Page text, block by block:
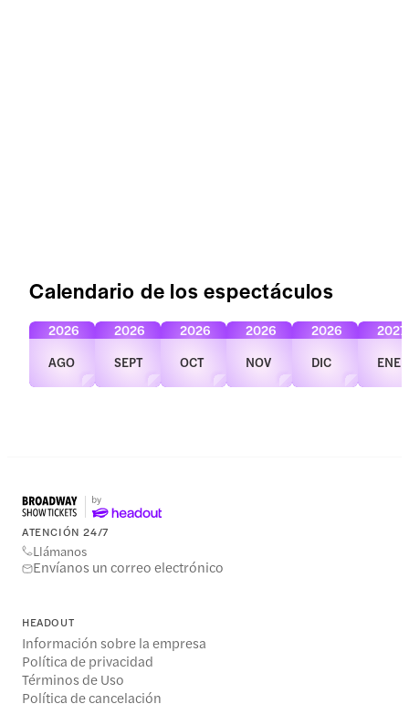
Calendario de los espectáculos
AGO
2026
SEPT
2026
OCT
2026
NOV
2026
DIC
2026
ENE
2027
ATENCIÓN 24/7
Llámanos
Envíanos un correo electrónico
HEADOUT
Información sobre la empresa
Política de privacidad
Términos de Uso
Política de cancelación